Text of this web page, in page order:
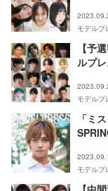
モデルプ
【予
ルプ
モデルプ
「ミ
モデルプ